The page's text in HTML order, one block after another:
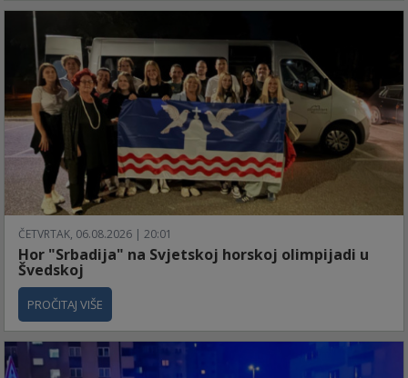
ČETVRTAK, 06.08.2026 | 20:01
Hor "Srbadija" na Svjetskoj horskoj olimpijadi u
Švedskoj
PROČITAJ VIŠE